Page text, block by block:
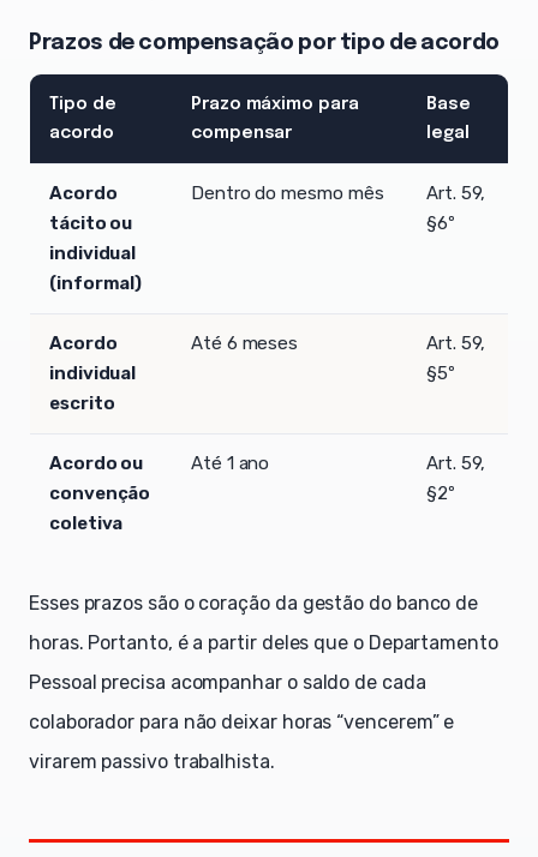
Prazos de compensação por tipo de acordo
Tipo de
acordo
Prazo máximo para
compensar
Base
legal
Acordo
tácito ou
individual
(informal)
Dentro do mesmo mês
Art. 59,
§6º
Acordo
individual
escrito
Até 6 meses
Art. 59,
§5º
Acordo ou
convenção
coletiva
Até 1 ano
Art. 59,
§2º
Esses prazos são o coração da gestão do banco de
horas. Portanto, é a partir deles que o Departamento
Pessoal precisa acompanhar o saldo de cada
colaborador para não deixar horas “vencerem” e
virarem passivo trabalhista.